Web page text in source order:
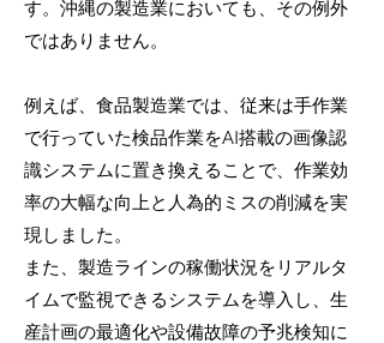
す。沖縄の製造業においても、その例外
ではありません。
例えば、食品製造業では、従来は手作業
で行っていた検品作業をAI搭載の画像認
識システムに置き換えることで、作業効
率の大幅な向上と人為的ミスの削減を実
現しました。
また、製造ラインの稼働状況をリアルタ
イムで監視できるシステムを導入し、生
産計画の最適化や設備故障の予兆検知に